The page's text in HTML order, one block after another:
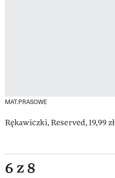
MAT.PRASOWE
Rękawiczki, Reserved, 19,99 zł
6 z 8